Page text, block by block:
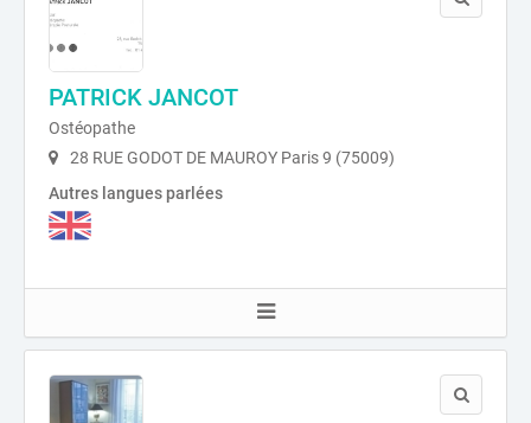
PATRICK JANCOT
Ostéopathe
28 RUE GODOT DE MAUROY Paris 9 (75009)
Autres langues parlées